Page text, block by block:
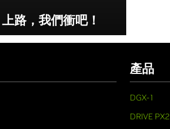
路，我們衝吧！
產品
DGX-1
DRIVE PX2